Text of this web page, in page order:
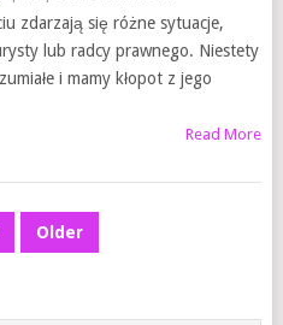
zdarzają się różne sytuacje,
lub radcy prawnego. Niestety
i mamy kłopot z jego
Read More
Older